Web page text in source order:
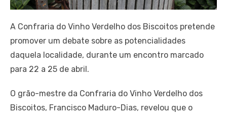
A Confraria do Vinho Verdelho dos Biscoitos pretende
promover um debate sobre as potencialidades
daquela localidade, durante um encontro marcado
para 22 a 25 de abril.
O grão-mestre da Confraria do Vinho Verdelho dos
Biscoitos, Francisco Maduro-Dias, revelou que o